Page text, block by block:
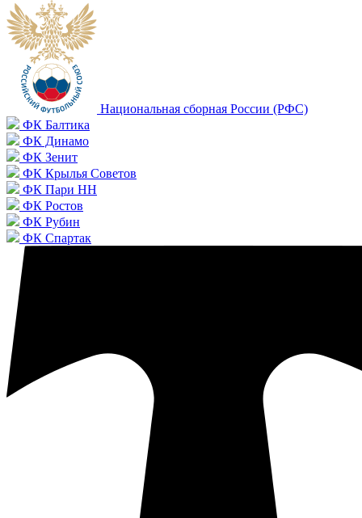
Национальная сборная России (РФС)
ФК Балтика
ФК Динамо
ФК Зенит
ФК Крылья Советов
ФК Пари НН
ФК Ростов
ФК Рубин
ФК Спартак